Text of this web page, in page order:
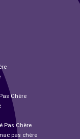
Chère
Pas Chère
pas chère